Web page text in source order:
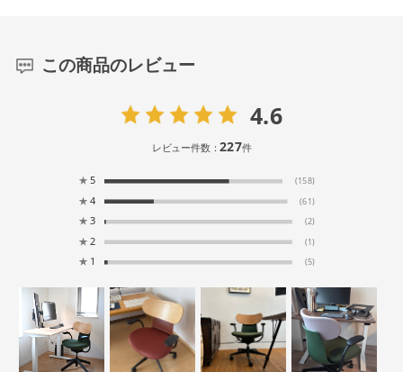
この商品のレビュー
4.6
レビュー件数：227件
★ 5 (158)
★ 4 (61)
★ 3 (2)
★ 2 (1)
★ 1 (5)